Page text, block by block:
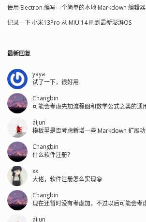
使用 Electron 编写一个简单的本地 Markdown 编辑器
记录一下 小米13Pro 从 MIUI14 刷到最新澎湃OS
最新回复
yaya
试了一下，很好用
Changbin
aijun
Changbin
什么软件注册？
xx
大佬，软件注册怎么实现😀
Changbin
aijun